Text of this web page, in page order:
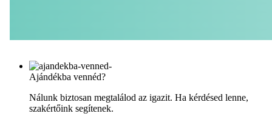
Ajándékba vennéd?
Nálunk biztosan megtalálod az igazit. Ha kérdésed lenne,
szakértőink segítenek.